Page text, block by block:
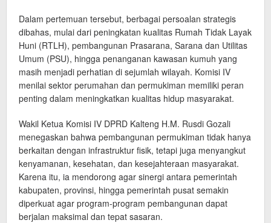
Dalam pertemuan tersebut, berbagai persoalan strategis
dibahas, mulai dari peningkatan kualitas Rumah Tidak Layak
Huni (RTLH), pembangunan Prasarana, Sarana dan Utilitas
Umum (PSU), hingga penanganan kawasan kumuh yang
masih menjadi perhatian di sejumlah wilayah. Komisi IV
menilai sektor perumahan dan permukiman memiliki peran
penting dalam meningkatkan kualitas hidup masyarakat.
Wakil Ketua Komisi IV DPRD Kalteng H.M. Rusdi Gozali
menegaskan bahwa pembangunan permukiman tidak hanya
berkaitan dengan infrastruktur fisik, tetapi juga menyangkut
kenyamanan, kesehatan, dan kesejahteraan masyarakat.
Karena itu, ia mendorong agar sinergi antara pemerintah
kabupaten, provinsi, hingga pemerintah pusat semakin
diperkuat agar program-program pembangunan dapat
berjalan maksimal dan tepat sasaran.